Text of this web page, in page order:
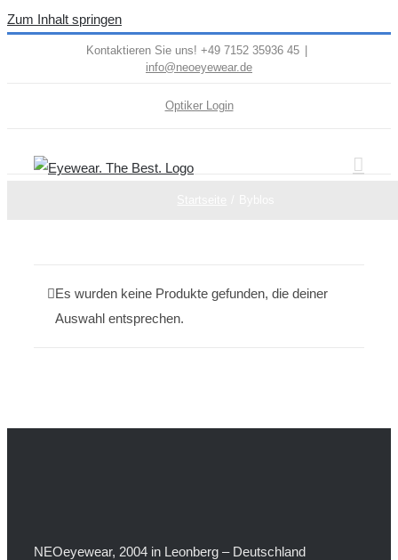
Zum Inhalt springen
Kontaktieren Sie uns! +49 7152 35936 45
info@neoeyewear.de
Optiker Login
Es wurden keine Produkte gefunden, die deiner
Auswahl entsprechen.
NEOeyewear, 2004 in Leonberg – Deutschland